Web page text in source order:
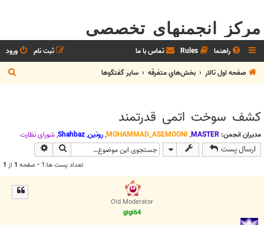
مرکز انجمنهای تخصصی
راهنما Rules تماس با ما ورود
ثبت نام
صفحه اول تالار
بخش‌‌هاي متفرقه ساير گفتگوها
س
کشف سوخت اتمی قدرتمند
مدیران انجمن: MASTER
,
MOHAMMAD_ASEMOONI
,رونین,
Shahbaz
,شوراي نظارت
ارسال پست جستجو
تعداد پست ها:1 • صفحه 1 از 1
Old Moderator
gigi64